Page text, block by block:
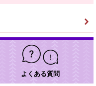
よくある質問